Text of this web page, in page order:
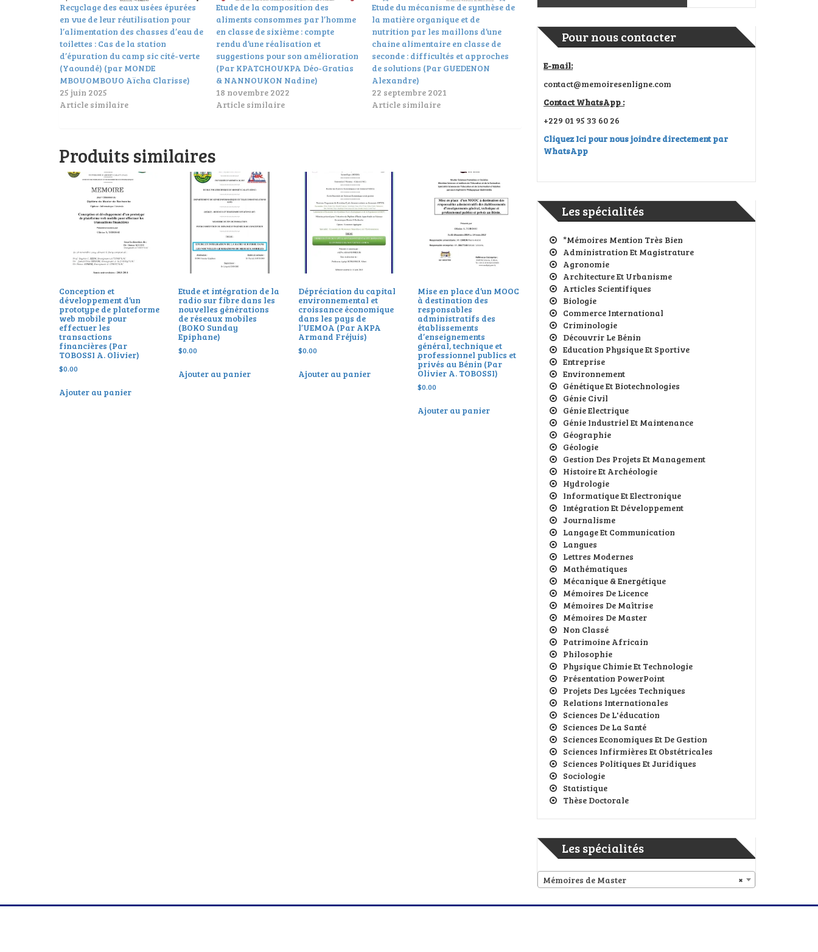
Recyclage des eaux usées épurées
en vue de leur réutilisation pour
l’alimentation des chasses d’eau de
toilettes : Cas de la station
d’épuration du camp sic cité-verte
(Yaoundé) (par MONDE
MBOUOMBOUO Aïcha Clarisse)
25 juin 2025
Article similaire
Etude de la composition des
aliments consommes par l’homme
en classe de sixième : compte
rendu d’une réalisation et
suggestions pour son amélioration
(Par KPATCHOUKPA Déo-Gratias
& NANNOUKON Nadine)
18 novembre 2022
Article similaire
Etude du mécanisme de synthèse de
la matière organique et de
nutrition par les maillons d’une
chaine alimentaire en classe de
seconde : difficultés et approches
de solutions (Par GUEDENON
Alexandre)
22 septembre 2021
Article similaire
Produits similaires
Conception et
développement d’un
prototype de plateforme
web mobile pour
effectuer les
transactions
financières (Par
TOBOSSI A. Olivier)
$0.00
Ajouter au panier
Etude et intégration de la
radio sur fibre dans les
nouvelles générations
de réseaux mobiles
(BOKO Sunday
Epiphane)
$0.00
Ajouter au panier
Dépréciation du capital
environnemental et
croissance économique
dans les pays de
l’UEMOA (Par AKPA
Armand Fréjuis)
$0.00
Ajouter au panier
Mise en place d’un MOOC
à destination des
responsables
administratifs des
établissements
d’enseignements
général, technique et
professionnel publics et
privés au Bénin (Par
Olivier A. TOBOSSI)
$0.00
Ajouter au panier
Pour nous contacter
E-mail:
contact@memoiresenligne.com
Contact WhatsApp :
+229 01 95 33 60 26
Cliquez Ici pour nous joindre directement par
WhatsApp
Les spécialités
*Mémoires Mention Très Bien
Administration Et Magistrature
Agronomie
Architecture Et Urbanisme
Articles Scientifiques
Biologie
Commerce International
Criminologie
Découvrir Le Bénin
Education Physique Et Sportive
Entreprise
Environnement
Génétique Et Biotechnologies
Génie Civil
Génie Electrique
Génie Industriel Et Maintenance
Géographie
Géologie
Gestion Des Projets Et Management
Histoire Et Archéologie
Hydrologie
Informatique Et Electronique
Intégration Et Développement
Journalisme
Langage Et Communication
Langues
Lettres Modernes
Mathématiques
Mécanique & Energétique
Mémoires De Licence
Mémoires De Maîtrise
Mémoires De Master
Non Classé
Patrimoine Africain
Philosophie
Physique Chimie Et Technologie
Présentation PowerPoint
Projets Des Lycées Techniques
Relations Internationales
Sciences De L'éducation
Sciences De La Santé
Sciences Economiques Et De Gestion
Sciences Infirmières Et Obstétricales
Sciences Politiques Et Juridiques
Sociologie
Statistique
Thèse Doctorale
Les spécialités
×
Mémoires de Master